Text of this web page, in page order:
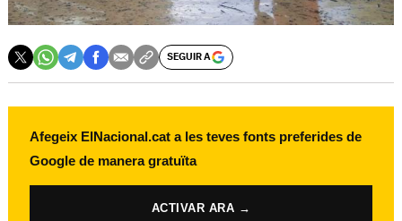
SEGUIR A
Afegeix ElNacional.cat a les teves fonts preferides de
Google de manera gratuïta
ACTIVAR ARA →